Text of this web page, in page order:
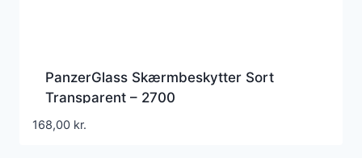
PanzerGlass Skærmbeskytter Sort
Transparent – 2700
168,00 kr.